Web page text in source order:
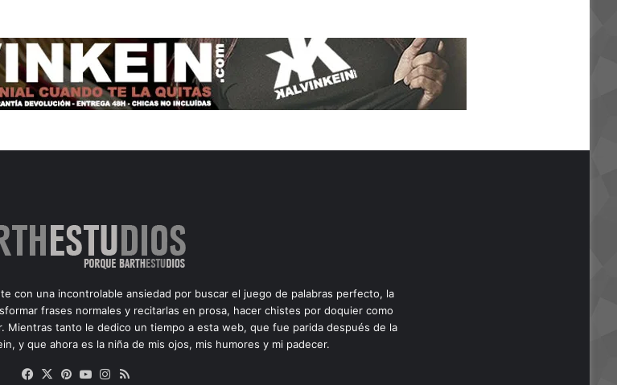
con una incontrolable ansiedad por buscar el juego de palabras perfecto, la
frases normales y recitarlas en prosa, hacer chistes por doquier como
Mientras tanto le dedico un tiempo a esta web, que fue parida después de la
y que ahora es la niña de mis ojos, mis humores y mi padecer.
Facebook
X Pinterest
YouTubeInstagram